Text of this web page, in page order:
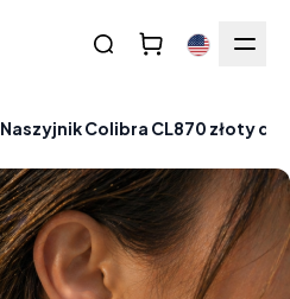
Naszyjnik Colibra CL870 złoty